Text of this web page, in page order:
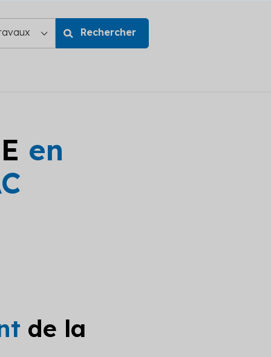
en
de la